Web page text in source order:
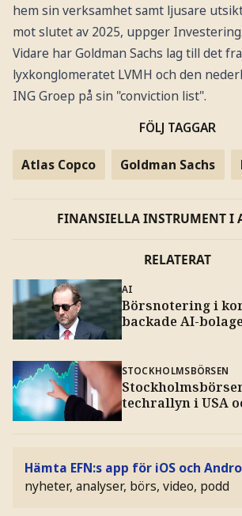
hem sin verksamhet samt ljusare
mot slutet av 2025, uppger Investering.
Vidare har Goldman Sachs lag till det
lyxkonglomeratet LVMH och den
ING Groep på sin "conviction list".
FÖLJ TAGGAR
Atlas Copco Goldman Sachs
FINANSIELLA INSTRUMENT I
RELATERAT
AI
Börsnotering i
backade AI-
STOCKHOLMSBÖRSEN
techrallyn i USA
Hämta EFN:s app för iOS och
nyheter, analyser, börs, video, podd